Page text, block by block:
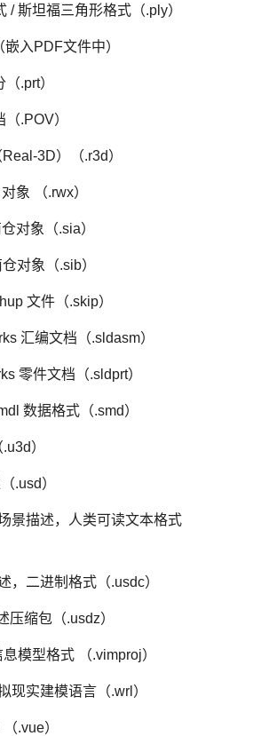
/ 斯坦福三角形格式（.ply）
入PDF文件中）
.prt）
.POV）
3D）（.r3d）
象 （.rwx）
对象（.sia）
对象（.sib）
文件（.skip）
汇编文档（.sldasm）
零件文档（.sldprt）
数据格式（.smd）
）
.usd）
描述，人类可读文本格式
，二进制格式（.usdc）
压缩包（.usdz）
模型格式 （.vimproj）
现实建模语言（.wrl）
.vue）